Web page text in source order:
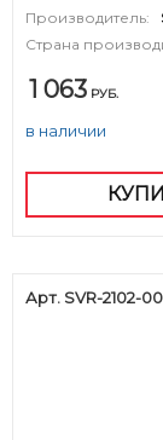
Производитель:
Страна
1 063 РУБ.
в наличии
Арт. SVR-2102-